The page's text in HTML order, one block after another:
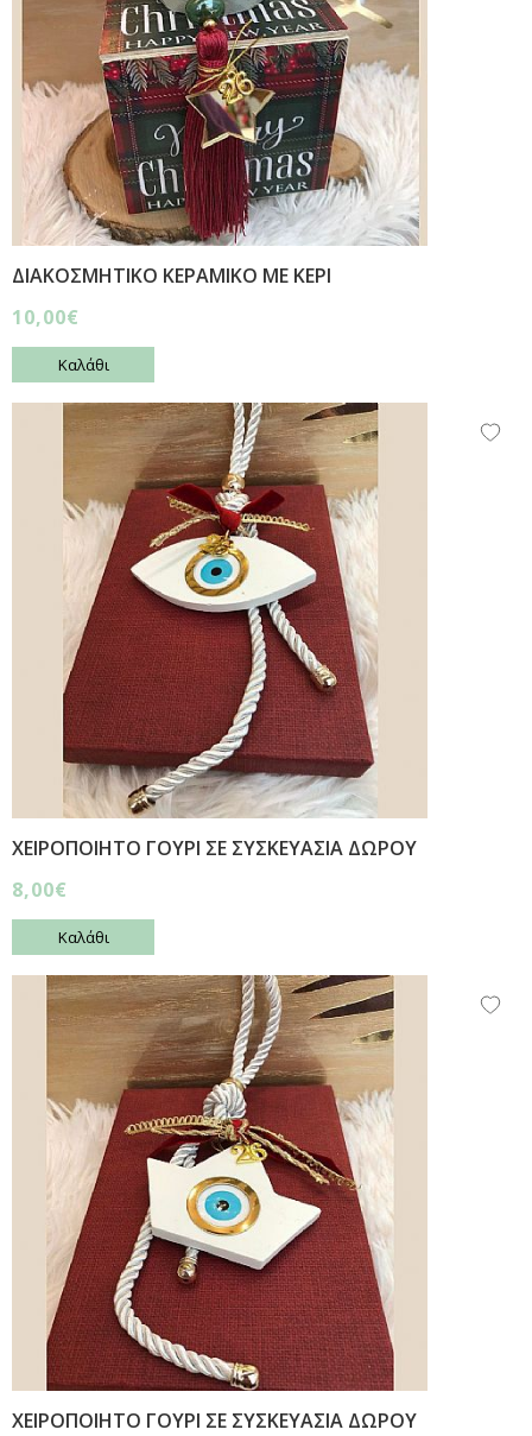
ΔΙΑΚΟΣΜΗΤΙΚΟ ΚΕΡΑΜΙΚΟ ΜΕ ΚΕΡΙ
10,00€
Καλάθι
ΧΕΙΡΟΠΟΙΗΤΟ ΓΟΥΡΙ ΣΕ ΣΥΣΚΕΥΑΣΙΑ ΔΩΡΟΥ
8,00€
Καλάθι
ΧΕΙΡΟΠΟΙΗΤΟ ΓΟΥΡΙ ΣΕ ΣΥΣΚΕΥΑΣΙΑ ΔΩΡΟΥ